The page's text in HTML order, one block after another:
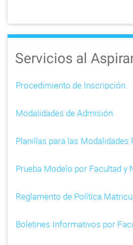
Servicios al
Procedimiento de Inscripción.
Modalidades de Admisión.
Planillas para las Modalidades
Prueba Modelo por Facultad y
Reglamento de Política
Boletines Informativos por